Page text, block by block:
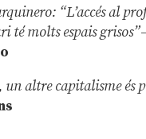
“L’accés al
té molts espais grisos”
un altre capitalisme és